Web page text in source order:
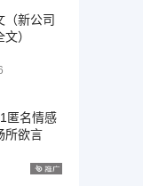
（新公司
）
匿名情感
所欲言